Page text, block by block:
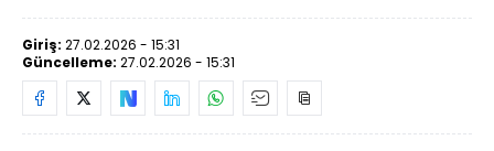
Giriş: 27.02.2026 - 15:31
Güncelleme: 27.02.2026 - 15:31